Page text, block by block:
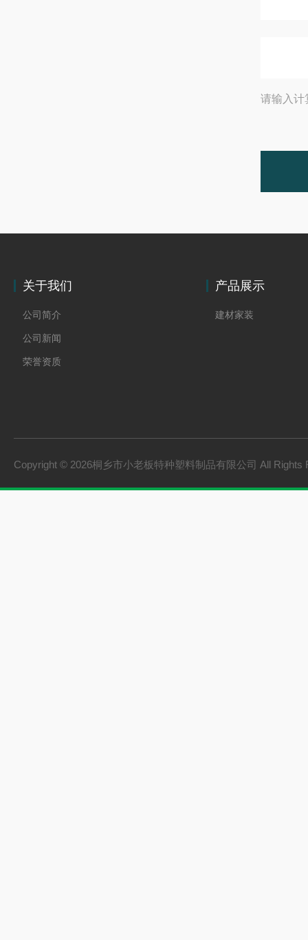
请输入计
关于我们
公司简介
公司新闻
荣誉资质
产品展示
建材家装
Copyright © 2026桐乡市小老板特种塑料制品有限公司 All